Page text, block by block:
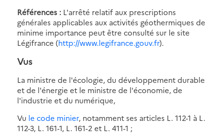
Références : L'arrêté relatif aux prescriptions
générales applicables aux activités géothermiques de
minime importance peut être consulté sur le site
Légifrance (http://www.legifrance.gouv.fr).
Vus
La ministre de l'écologie, du développement durable
et de l'énergie et le ministre de l'économie, de
l'industrie et du numérique,
Vu le code minier, notamment ses articles L. 112-1 à L.
112-3, L. 161-1, L. 161-2 et L. 411-1 ;